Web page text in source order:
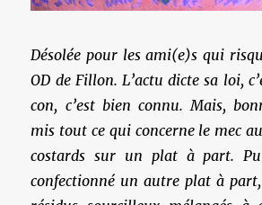
Désolée pour les ami(e)s qui
OD de Fillon. L’actu dicte sa loi,
con, c’est bien connu. Mais,
mis tout ce qui concerne le mec
costards sur un plat à part.
confectionné un autre plat à part,